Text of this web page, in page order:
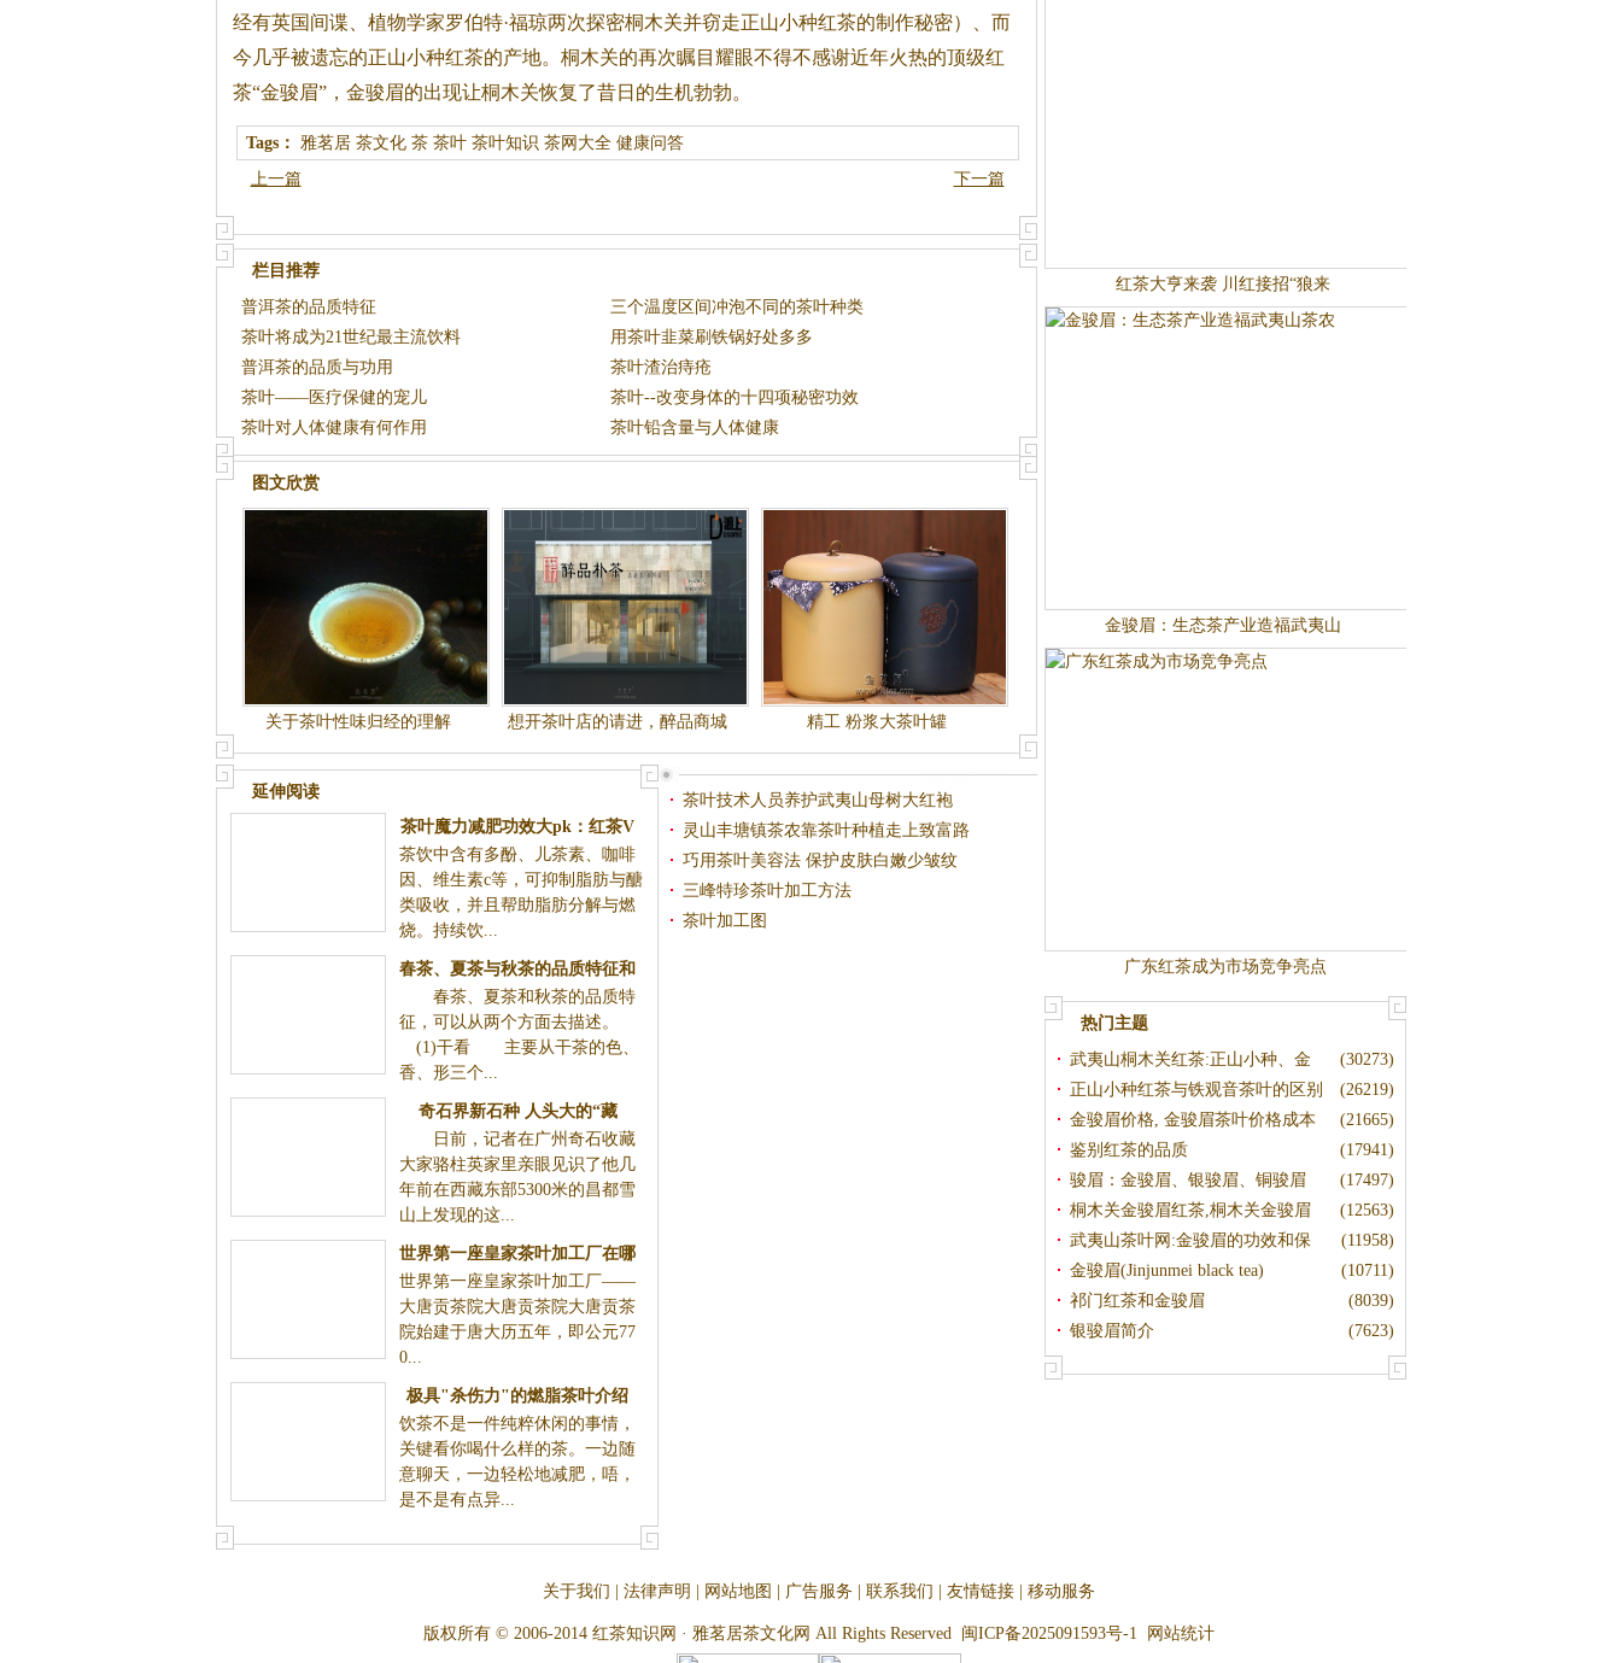
经有英国间谍、植物学家罗伯特·福琼两次探密桐木关并窃走正山小种红茶的制作秘密）、而
今几乎被遗忘的正山小种红茶的产地。桐木关的再次瞩目耀眼不得不感谢近年火热的顶级红
茶“金骏眉”，金骏眉的出现让桐木关恢复了昔日的生机勃勃。
Tags： 雅茗居 茶文化 茶 茶叶 茶叶知识 茶网大全 健康问答
上一篇
下一篇
栏目推荐
普洱茶的品质特征
三个温度区间冲泡不同的茶叶种类
茶叶将成为21世纪最主流饮料
用茶叶韭菜刷铁锅好处多多
普洱茶的品质与功用
茶叶渣治痔疮
茶叶——医疗保健的宠儿
茶叶--改变身体的十四项秘密功效
茶叶对人体健康有何作用
茶叶铅含量与人体健康
图文欣赏
关于茶叶性味归经的理解
想开茶叶店的请进，醉品商城
火爆招商
精工 粉浆大茶叶罐
延伸阅读
茶叶魔力减肥功效大pk：红茶V
S绿茶
茶饮中含有多酚、儿茶素、咖啡
因、维生素c等，可抑制脂肪与醣
类吸收，并且帮助脂肪分解与燃
烧。持续饮...
春茶、夏茶与秋茶的品质特征和
鉴别方法
春茶、夏茶和秋茶的品质特
征，可以从两个方面去描述。
(1)干看 主要从干茶的色、
香、形三个...
奇石界新石种 人头大的“藏
瓷”估值1.2亿元
日前，记者在广州奇石收藏
大家骆柱英家里亲眼见识了他几
年前在西藏东部5300米的昌都雪
山上发现的这...
世界第一座皇家茶叶加工厂在哪
里？
世界第一座皇家茶叶加工厂——
大唐贡茶院大唐贡茶院大唐贡茶
院始建于唐大历五年，即公元77
0...
极具"杀伤力"的燃脂茶叶介绍
饮茶不是一件纯粹休闲的事情，
关键看你喝什么样的茶。一边随
意聊天，一边轻松地减肥，唔，
是不是有点异...
茶叶技术人员养护武夷山母树大红袍
灵山丰塘镇茶农靠茶叶种植走上致富路
巧用茶叶美容法 保护皮肤白嫩少皱纹
三峰特珍茶叶加工方法
茶叶加工图
红茶大亨来袭 川红接招“狼来
金骏眉：生态茶产业造福武夷山
广东红茶成为市场竞争亮点
热门主题
(30273)
武夷山桐木关红茶:正山小种、金
(26219)
正山小种红茶与铁观音茶叶的区别
(21665)
金骏眉价格, 金骏眉茶叶价格成本
(17941)
鉴别红茶的品质
(17497)
骏眉：金骏眉、银骏眉、铜骏眉
(12563)
桐木关金骏眉红茶,桐木关金骏眉
(11958)
武夷山茶叶网:金骏眉的功效和保
(10711)
金骏眉(Jinjunmei black tea)
(8039)
祁门红茶和金骏眉
(7623)
银骏眉简介
关于我们 法律声明 网站地图 广告服务 联系我们 友情链接| 移动服务
版权所有 © 2006-2014 红茶知识网 · 雅茗居茶文化网 All Rights Reserved 闽ICP备2025091593号-1 网站统计